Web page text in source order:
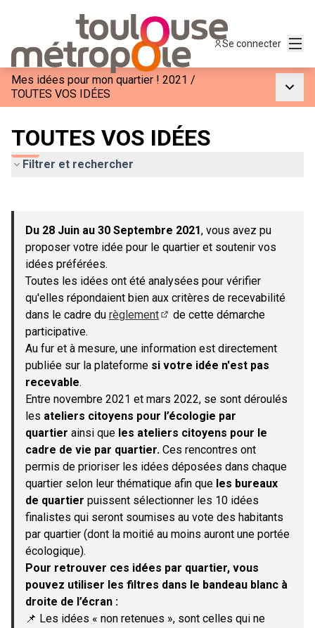
Se connecter
Mes idées pour mon quartier ! 2021 /
TOUTES VOS IDÉES
TOUTES VOS IDÉES
Filtrer et rechercher
−
Du 28 Juin au 30 Septembre 2021, vous avez pu
proposer votre idée pour le quartier et soutenir vos
idées préférées.
Toutes les idées ont été analysées pour vérifier
qu'elles répondaient bien aux critères de recevabilité
dans le cadre du règlement
de cette démarche
participative.
Au fur et à mesure, une information est directement
publiée sur la plateforme si votre idée n'est pas
recevable.
Entre novembre 2021 et mars 2022, se sont déroulés
les ateliers citoyens pour l’écologie par
quartier ainsi que les ateliers citoyens pour le
cadre de vie par quartier. Ces rencontres ont
permis de prioriser les idées déposées dans chaque
quartier selon leur thématique afin que les bureaux
de quartier puissent sélectionner les 10 idées
finalistes qui seront soumises au vote des habitants
par quartier (dont la moitié au moins auront une portée
écologique).
Pour retrouver ces idées par quartier, vous
pouvez utiliser les filtres dans le bandeau blanc à
droite de l’écran :
📌 Les idées « non retenues », sont celles qui ne